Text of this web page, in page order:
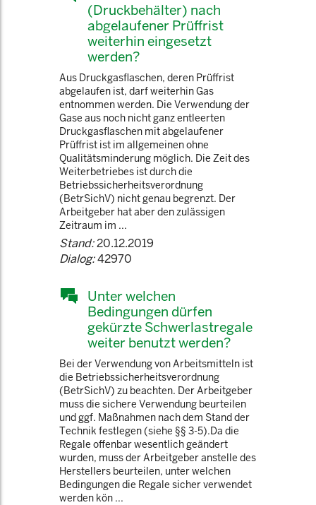
(Druckbehälter) nach
abgelaufener Prüffrist
weiterhin eingesetzt
werden?
Aus Druckgasflaschen, deren Prüffrist
abgelaufen ist, darf weiterhin Gas
entnommen werden. Die Verwendung der
Gase aus noch nicht ganz entleerten
Druckgasflaschen mit abgelaufener
Prüffrist ist im allgemeinen ohne
Qualitätsminderung möglich. Die Zeit des
Weiterbetriebes ist durch die
Betriebssicherheitsverordnung
(BetrSichV) nicht genau begrenzt. Der
Arbeitgeber hat aber den zulässigen
Zeitraum im ...
Stand:20.12.2019
Dialog:42970
Unter welchen
Bedingungen dürfen
gekürzte Schwerlastregale
weiter benutzt werden?
Bei der Verwendung von Arbeitsmitteln ist
die Betriebssicherheitsverordnung
(BetrSichV) zu beachten. Der Arbeitgeber
muss die sichere Verwendung beurteilen
und ggf. Maßnahmen nach dem Stand der
Technik festlegen (siehe §§ 3-5).Da die
Regale offenbar wesentlich geändert
wurden, muss der Arbeitgeber anstelle des
Herstellers beurteilen, unter welchen
Bedingungen die Regale sicher verwendet
werden kön ...